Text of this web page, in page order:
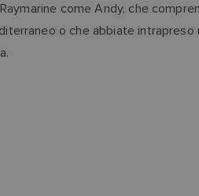
come Andy, che
o che abbiate